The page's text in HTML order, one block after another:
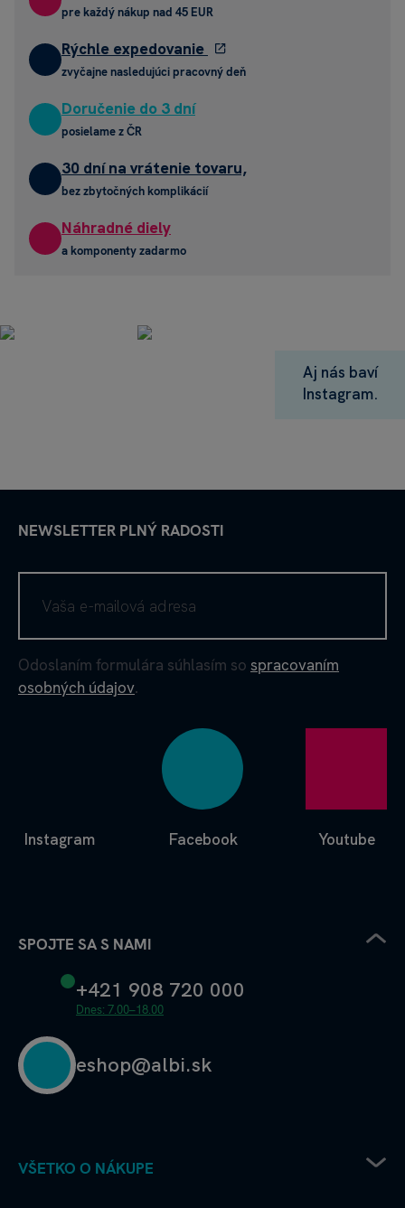
pre každý nákup nad 45 EUR
Rýchle expedovanie
zvyčajne nasledujúci pracovný deň
Doručenie do 3 dní
posielame z ČR
30 dní na vrátenie tovaru,
bez zbytočných komplikácií
Náhradné diely
a komponenty zadarmo
Aj nás baví
Instagram.
NEWSLETTER PLNÝ RADOSTI
Odoslaním formulára súhlasím so spracovaním
osobných údajov.
Facebook
Instagram Youtube
SPOJTE SA S NAMI
+421 908 720 000
Dnes: 7.00–18.00
eshop@albi.sk
VŠETKO O NÁKUPE